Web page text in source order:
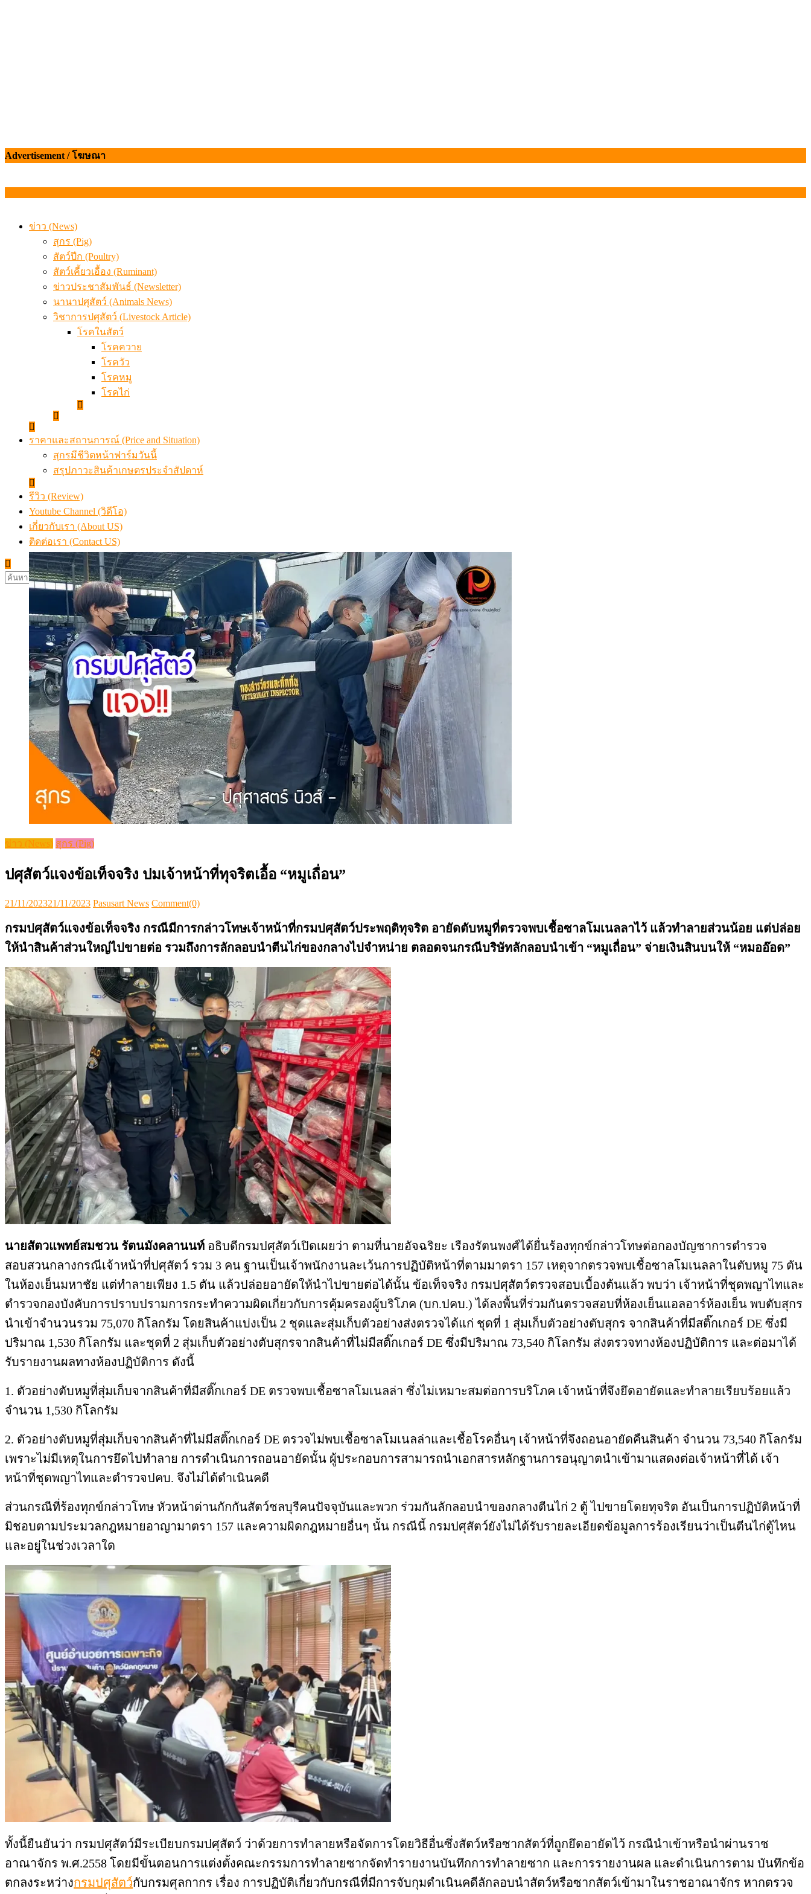
Advertisement / โฆษณา
ข่าว (News)
สุกร (Pig)
สัตว์ปีก (Poultry)
สัตว์เคี้ยวเอื้อง (Ruminant)
ข่าวประชาสัมพันธ์ (Newsletter)
นานาปศุสัตว์ (Animals News)
วิชาการปศุสัตว์ (Livestock Article)
โรคในสัตว์
โรคควาย
โรควัว
โรคหมู
โรคไก่
ราคาและสถานการณ์ (Price and Situation)
สุกรมีชีวิตหน้าฟาร์มวันนี้
สรุปภาวะสินค้าเกษตรประจำสัปดาห์
รีวิว (Review)
Youtube Channel (วิดีโอ)
เกี่ยวกับเรา (About US)
ติดต่อเรา (Contact US)
ค้นหา
สำหรับ:
ข่าว (News) สุกร (Pig)
ปศุสัตว์แจงข้อเท็จจริง ปมเจ้าหน้าที่ทุจริตเอื้อ “หมูเถื่อน”
Posted
21/11/202321/11/2023 Author
Pasusart News Comment(0)
กรมปศุสัตว์แจงข้อเท็จจริง กรณีมีการกล่าวโทษเจ้าหน้าที่กรมปศุสัตว์ประพฤติทุจริต อายัดตับหมูที่ตรวจพบเชื้อซาลโมเนลลาไว้ แล้วทำลายส่วนน้อย แต่ปล่อย
ให้นำสินค้าส่วนใหญ่ไปขายต่อ รวมถึงการลักลอบนำตีนไก่ของกลางไปจำหน่าย ตลอดจนกรณีบริษัทลักลอบนำเข้า “หมูเถื่อน” จ่ายเงินสินบนให้ “หมออ๊อด”
นายสัตวแพทย์สมชวน รัตนมังคลานนท์ อธิบดีกรมปศุสัตว์เปิดเผยว่า ตามที่นายอัจฉริยะ เรืองรัตนพงศ์ได้ยื่นร้องทุกข์กล่าวโทษต่อกองบัญชาการตำรวจ
สอบสวนกลางกรณีเจ้าหน้าที่ปศุสัตว์ รวม 3 คน ฐานเป็นเจ้าพนักงานละเว้นการปฏิบัติหน้าที่ตามมาตรา 157 เหตุจากตรวจพบเชื้อซาลโมเนลลาในตับหมู 75 ตัน
ในห้องเย็นมหาชัย แต่ทำลายเพียง 1.5 ตัน แล้วปล่อยอายัดให้นำไปขายต่อได้นั้น ข้อเท็จจริง กรมปศุสัตว์ตรวจสอบเบื้องต้นแล้ว พบว่า เจ้าหน้าที่ชุดพญาไทและ
ตำรวจกองบังคับการปราบปรามการกระทำความผิดเกี่ยวกับการคุ้มครองผู้บริโภค (บก.ปคบ.) ได้ลงพื้นที่ร่วมกันตรวจสอบที่ห้องเย็นแอลอาร์ห้องเย็น พบตับสุกร
นำเข้าจำนวนรวม 75,070 กิโลกรัม โดยสินค้าแบ่งเป็น 2 ชุดและสุ่มเก็บตัวอย่างส่งตรวจได้แก่ ชุดที่ 1 สุ่มเก็บตัวอย่างตับสุกร จากสินค้าที่มีสติ๊กเกอร์ DE ซึ่งมี
ปริมาณ 1,530 กิโลกรัม และชุดที่ 2 สุ่มเก็บตัวอย่างตับสุกรจากสินค้าที่ไม่มีสติ๊กเกอร์ DE ซึ่งมีปริมาณ 73,540 กิโลกรัม ส่งตรวจทางห้องปฏิบัติการ และต่อมาได้
รับรายงานผลทางห้องปฏิบัติการ ดังนี้
1. ตัวอย่างตับหมูที่สุ่มเก็บจากสินค้าที่มีสติ๊กเกอร์ DE ตรวจพบเชื้อซาลโมเนลล่า ซึ่งไม่เหมาะสมต่อการบริโภค เจ้าหน้าที่จึงยึดอายัดและทำลายเรียบร้อยแล้ว
จำนวน 1,530 กิโลกรัม
2. ตัวอย่างตับหมูที่สุ่มเก็บจากสินค้าที่ไม่มีสติ๊กเกอร์ DE ตรวจไม่พบเชื้อซาลโมเนลล่าและเชื้อโรคอื่นๆ เจ้าหน้าที่จึงถอนอายัดคืนสินค้า จำนวน 73,540 กิโลกรัม
เพราะไม่มีเหตุในการยึดไปทำลาย การดำเนินการถอนอายัดนั้น ผู้ประกอบการสามารถนำเอกสารหลักฐานการอนุญาตนำเข้ามาแสดงต่อเจ้าหน้าที่ได้ เจ้า
หน้าที่ชุดพญาไทและตำรวจปคบ. จึงไม่ได้ดำเนินคดี
ส่วนกรณีที่ร้องทุกข์กล่าวโทษ หัวหน้าด่านกักกันสัตว์ชลบุรีคนปัจจุบันและพวก ร่วมกันลักลอบนำของกลางตีนไก่ 2 ตู้ ไปขายโดยทุจริต อันเป็นการปฏิบัติหน้าที่
มิชอบตามประมวลกฎหมายอาญามาตรา 157 และความผิดกฎหมายอื่นๆ นั้น กรณีนี้ กรมปศุสัตว์ยังไม่ได้รับรายละเอียดข้อมูลการร้องเรียนว่าเป็นตีนไก่ตู้ไหน
และอยู่ในช่วงเวลาใด
ทั้งนี้ยืนยันว่า กรมปศุสัตว์มีระเบียบกรมปศุสัตว์ ว่าด้วยการทำลายหรือจัดการโดยวิธีอื่นซึ่งสัตว์หรือซากสัตว์ที่ถูกยึดอายัดไว้ กรณีนำเข้าหรือนำผ่านราช
อาณาจักร พ.ศ.2558 โดยมีขั้นตอนการแต่งตั้งคณะกรรมการทำลายซากจัดทำรายงานบันทึกการทำลายซาก และการรายงานผล และดำเนินการตาม บันทึกข้อ
ตกลงระหว่างกรมปศุสัตว์กับกรมศุลกากร เรื่อง การปฏิบัติเกี่ยวกับกรณีที่มีการจับกุมดำเนินคดีลักลอบนำสัตว์หรือซากสัตว์เข้ามาในราชอาณาจักร หากตรวจ